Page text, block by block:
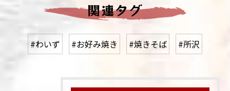
関連タグ
#わいず #お好み焼き #焼きそば #所沢